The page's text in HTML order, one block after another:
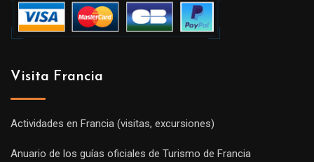
Visita Francia
Actividades en Francia (visitas, excursiones)
Anuario de los guías oficiales de Turismo de Francia